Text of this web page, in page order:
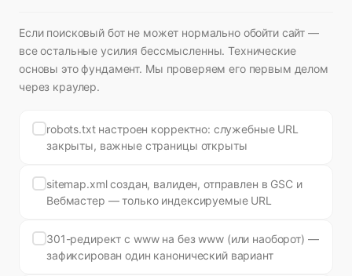
Если поисковый бот не может нормально обойти сайт —
все остальные усилия бессмысленны. Технические
основы это фундамент. Мы проверяем его первым делом
через краулер.
robots.txt настроен корректно: служебные URL
закрыты, важные страницы открыты
sitemap.xml создан, валиден, отправлен в GSC и
Вебмастер — только индексируемые URL
301-редирект с www на без www (или наоборот) —
зафиксирован один канонический вариант